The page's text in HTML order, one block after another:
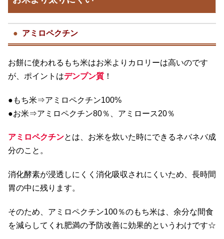
アミロペクチン
お餅に使われるもち米はお米よりカロリーは高いのです
が、ポイントはデンプン質 ！
●もち米⇒アミロペクチン100%
●お米⇒アミロペクチン80％、アミロース20％
アミロペクチンとは、お米を炊いた時にできるネバネバ成
分のこと。
消化酵素が浸透しにくく消化吸収されにくいため、長時間
胃の中に残ります。
そのため、アミロペクチン100％のもち米は、余分な間食
を減らしてくれ肥満の予防改善に効果的というわけです☆